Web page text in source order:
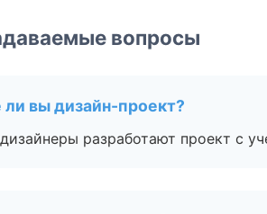
вопросы
вы дизайн-проект?
разработают проект с